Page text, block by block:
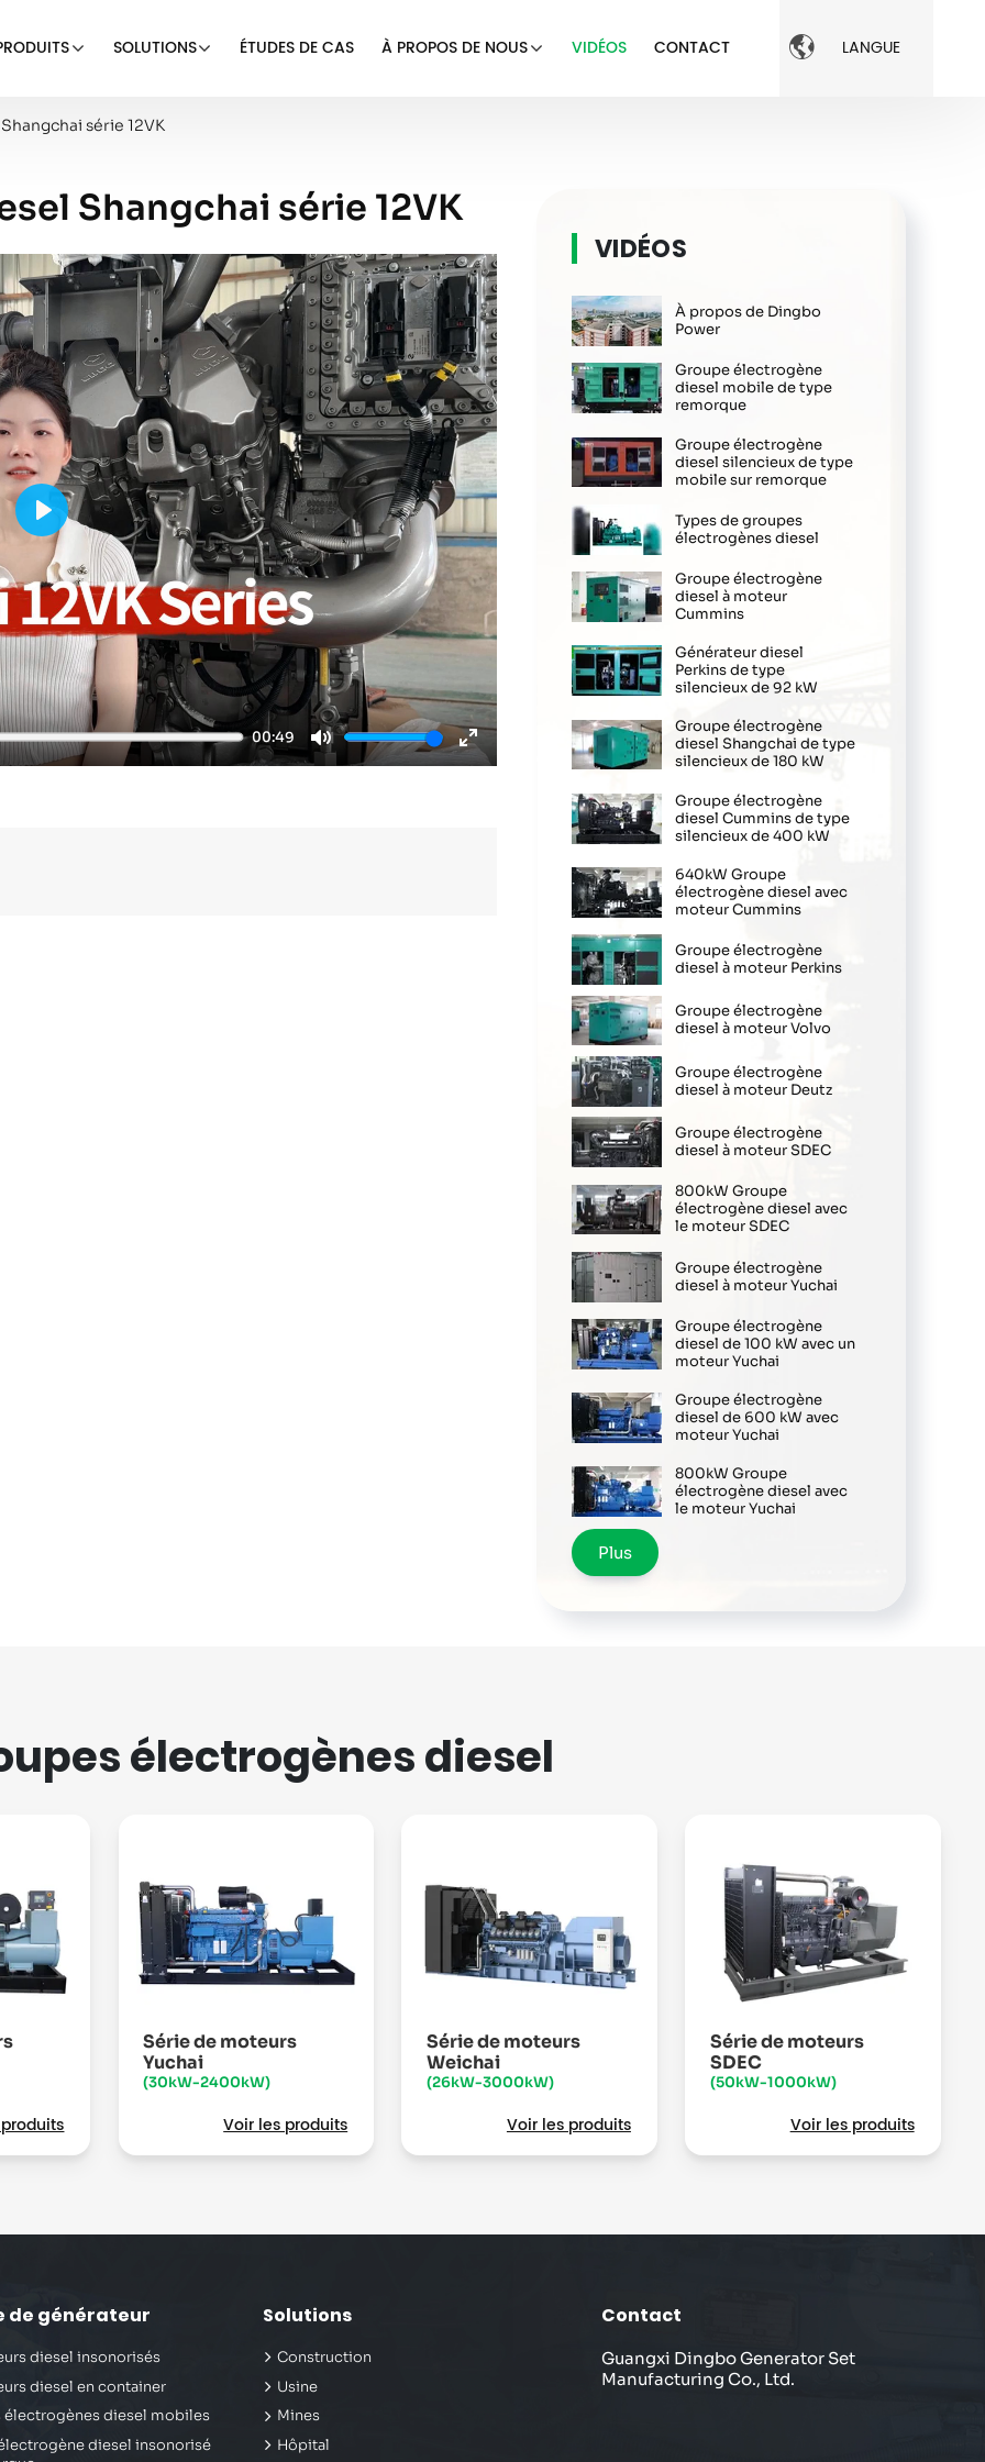
 LANGUE
SOLUTIONS ÉTUDES DE CAS À PROPOS DE NOUS VIDÉOS CONTACT
série 12VK
Shangchai série 12VK
00:49
Mute
Enter
Play
VIDÉOS
À propos de Dingbo
Power
Groupe électrogène
diesel mobile de type
remorque
Groupe électrogène
diesel silencieux de type
mobile sur remorque
Types de groupes
électrogènes diesel
Groupe électrogène
diesel à moteur
Cummins
Générateur diesel
Perkins de type
silencieux de 92 kW
Groupe électrogène
diesel Shangchai de type
silencieux de 180 kW
Groupe électrogène
diesel Cummins de type
silencieux de 400 kW
640kW Groupe
électrogène diesel avec
moteur Cummins
Groupe électrogène
diesel à moteur Perkins
Groupe électrogène
diesel à moteur Volvo
Groupe électrogène
diesel à moteur Deutz
Groupe électrogène
diesel à moteur SDEC
800kW Groupe
électrogène diesel avec
le moteur SDEC
Groupe électrogène
diesel à moteur Yuchai
Groupe électrogène
diesel de 100 kW avec un
moteur Yuchai
Groupe électrogène
diesel de 600 kW avec
moteur Yuchai
800kW Groupe
électrogène diesel avec
le moteur Yuchai
Plus
électrogènes diesel
Série de moteurs
Yuchai
(30kW-2400kW)
Voir les produits
Série de moteurs
Weichai
(26kW-3000kW)
Voir les produits
Série de moteurs
SDEC
(50kW-1000kW)
Voir les produits
de générateur
diesel insonorisés
diesel en container
électrogènes diesel mobiles
diesel insonorisé
Solutions
Construction
Usine
Mines
Hôpital
Contact
Guangxi Dingbo Generator Set
Manufacturing Co., Ltd.